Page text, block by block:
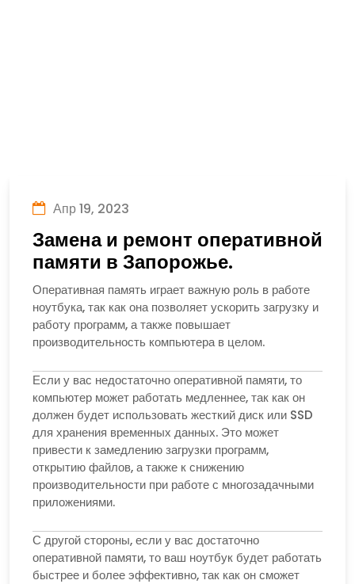
Апр 19, 2023
Замена и ремонт оперативной
памяти в Запорожье.
Оперативная память играет важную роль в работе
ноутбука, так как она позволяет ускорить загрузку и
работу программ, а также повышает
производительность компьютера в целом.
Если у вас недостаточно оперативной памяти, то
компьютер может работать медленнее, так как он
должен будет использовать жесткий диск или SSD
для хранения временных данных. Это может
привести к замедлению загрузки программ,
открытию файлов, а также к снижению
производительности при работе с многозадачными
приложениями.
С другой стороны, если у вас достаточно
оперативной памяти, то ваш ноутбук будет работать
быстрее и более эффективно, так как он сможет